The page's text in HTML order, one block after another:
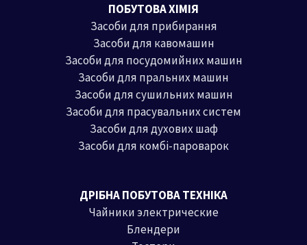
ПОБУТОВА ХІМІЯ
Засоби для прибирання
Засоби для кавомашин
Засоби для посудомийних машин
Засоби для пральних машин
Засоби для сушильних машин
Засоби для прасувальних систем
Засоби для духових шаф
Засоби для комбі-пароварок
ДРІБНА ПОБУТОВА ТЕХНІКА
Чайники электрические
Блендери